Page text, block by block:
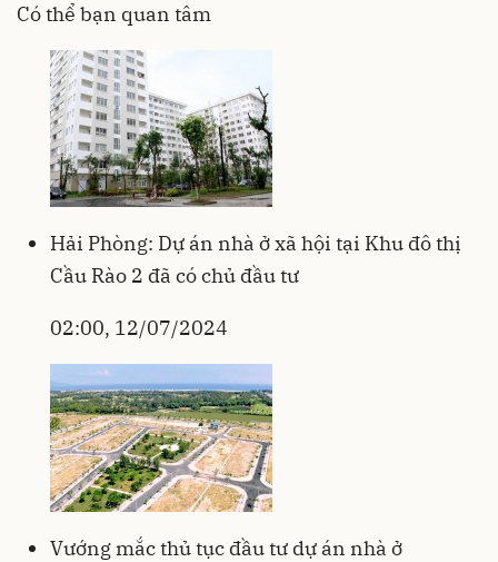
Có thể bạn quan tâm
Hải Phòng: Dự án nhà ở xã hội tại Khu đô thị
Cầu Rào 2 đã có chủ đầu tư
02:00, 12/07/2024
Vướng mắc thủ tục đầu tư dự án nhà ở